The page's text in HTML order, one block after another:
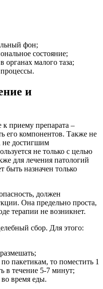
фон;
состояние;
органах малого таза;
и
к приему препарата –
его компонентов. Также не
не достигшим
не только с целью
для лечения патологий
быть назначен только
должен
Она предельно проста,
терапии не возникнет.
сбор. Для этого:
пакетикам, то поместить 1
в течение 5-7 минут;
во время еды.